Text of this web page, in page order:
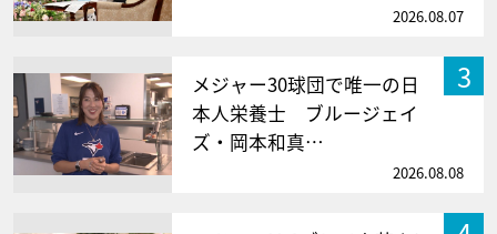
2026.08.07
3
メジャー30球団で唯一の日
本人栄養士 ブルージェイ
ズ・岡本和真…
2026.08.08